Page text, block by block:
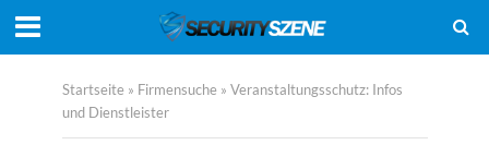
Startseite » Firmensuche » Veranstaltungsschutz: Infos
und Dienstleister